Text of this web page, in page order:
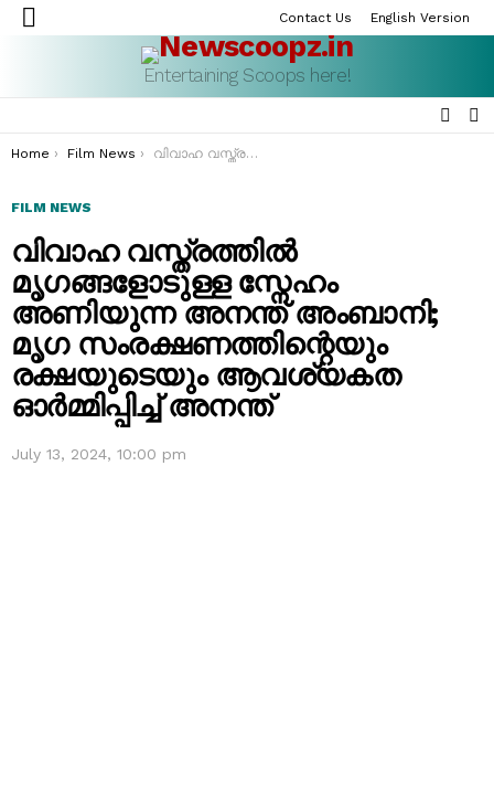
Menu
Contact Us English Version
Entertaining Scoops here!
You are here:
Home Film News വിവാഹ വസ്ത്രത്തിൽ മൃഗങ്ങളോടുള്ള സ്നേഹം അണിയുന്ന അനന്ത് അംബാനി; മൃഗ സംരക്ഷണത്തിന്റെയും രക്ഷയുടെയും ആവശ്യകത ഓർമ്മിപ്പിച്ച് അനന്ത്
FILM NEWS
വിവാഹ വസ്ത്രത്തിൽ
മൃഗങ്ങളോടുള്ള സ്നേഹം
അണിയുന്ന അനന്ത് അംബാനി;
മൃഗ സംരക്ഷണത്തിന്റെയും
രക്ഷയുടെയും ആവശ്യകത
ഓർമ്മിപ്പിച്ച് അനന്ത്
July 13, 2024, 10:00 pm